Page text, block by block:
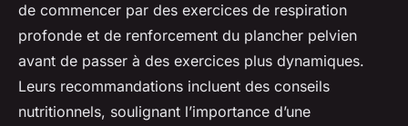
de commencer par des exercices de respiration
profonde et de renforcement du plancher pelvien
avant de passer à des exercices plus dynamiques.
Leurs recommandations incluent des conseils
nutritionnels, soulignant l’importance d’une